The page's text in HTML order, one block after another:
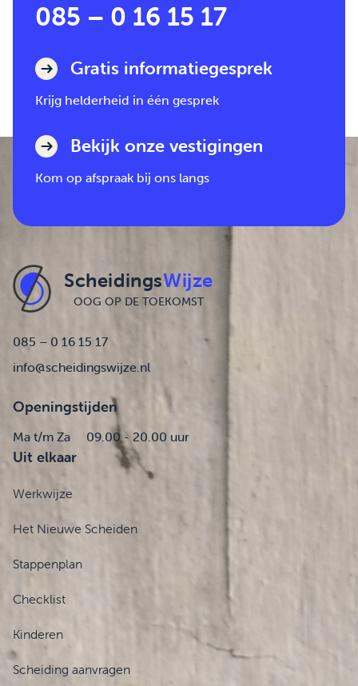
085 – 0 16 15 17
Gratis informatiegesprek
Krijg helderheid in één gesprek
Bekijk onze vestigingen
Kom op afspraak bij ons langs
ScheidingsWijze
OOG OP DE TOEKOMST
085 – 0 16 15 17
info@scheidingswijze.nl
Openingstijden
Ma t/m Za 09.00 - 20.00 uur
Uit elkaar
Werkwijze
Het Nieuwe Scheiden
Stappenplan
Checklist
Kinderen
Scheiding aanvragen